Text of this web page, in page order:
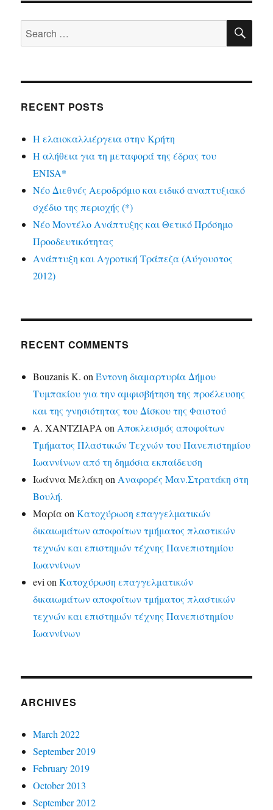
Search
for:
RECENT POSTS
Η ελαιοκαλλιέργεια στην Κρήτη
Η αλήθεια για τη μεταφορά της έδρας του
ENISA*
Νέο Διεθνές Αεροδρόμιο και ειδικό αναπτυξιακό
σχέδιο της περιοχής (*)
Νέο Μοντέλο Ανάπτυξης και Θετικό Πρόσημο
Προοδευτικότητας
Ανάπτυξη και Αγροτική Τράπεζα (Αύγουστος
2012)
RECENT COMMENTS
Bouzanis K. onΈντονη διαμαρτυρία Δήμου
Τυμπακίου για την αμφισβήτηση της προέλευσης
και της γνησιότητας του Δίσκου της Φαιστού
Α. ΧΑΝΤΖΙΑΡΑ on Αποκλεισμός αποφοίτων
Τμήματος Πλαστικών Τεχνών του Πανεπιστημίου
Ιωαννίνων από τη δημόσια εκπαίδευση
Ιωάννα Μελάκη on Αναφορές Μαν.Στρατάκη στη
Βουλή.
ΜαρίαonΚατοχύρωση επαγγελματικών
δικαιωμάτων αποφοίτων τμήματος πλαστικών
τεχνών και επιστημών τέχνης Πανεπιστημίου
Ιωαννίνων
evi onΚατοχύρωση επαγγελματικών
δικαιωμάτων αποφοίτων τμήματος πλαστικών
τεχνών και επιστημών τέχνης Πανεπιστημίου
Ιωαννίνων
ARCHIVES
March 2022
September 2019
February 2019
October 2013
September 2012